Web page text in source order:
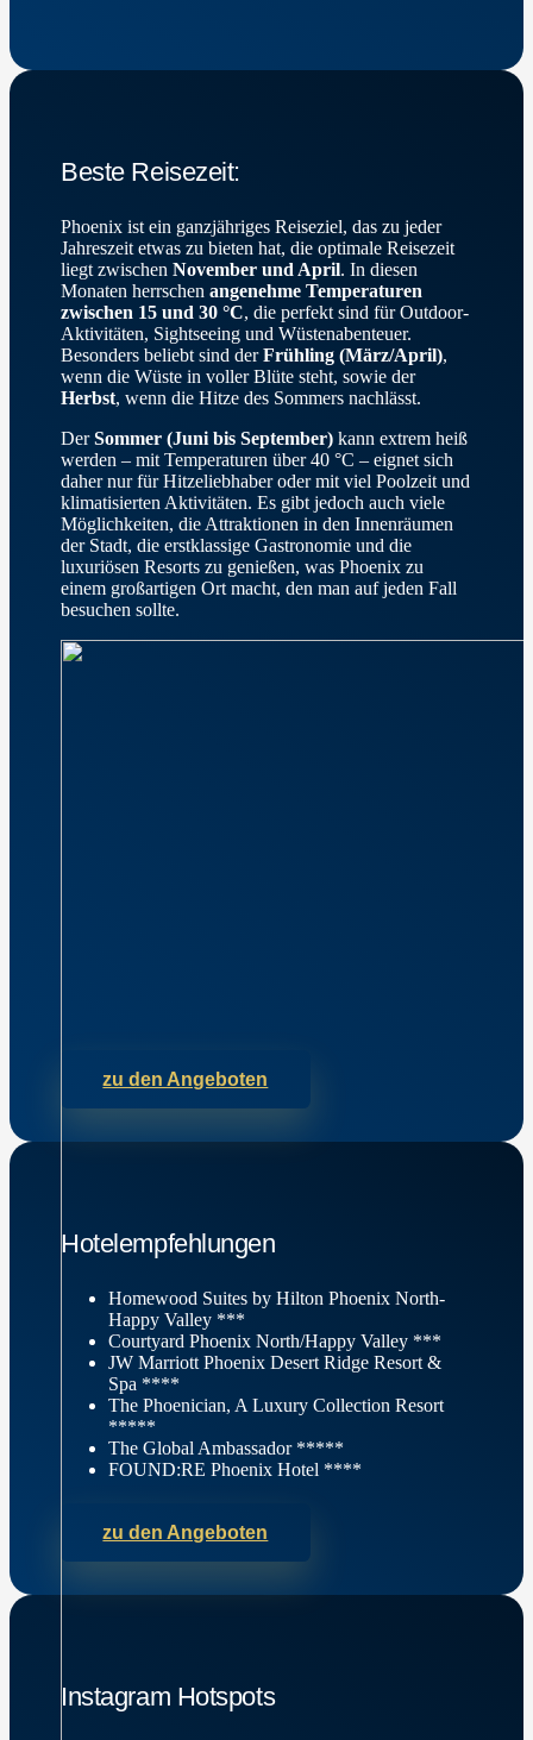
Beste Reisezeit:
Phoenix ist ein ganzjähriges Reiseziel, das zu jeder
Jahreszeit etwas zu bieten hat, die optimale Reisezeit
liegt zwischenNovember und April. In diesen
Monaten herrschenangenehme Temperaturen
zwischen 15 und 30 °C, die perfekt sind für Outdoor-
Aktivitäten, Sightseeing und Wüstenabenteuer.
Besonders beliebt sind derFrühling (März/April),
wenn die Wüste in voller Blüte steht, sowie der
Herbst, wenn die Hitze des Sommers nachlässt.
DerSommer (Juni bis September) kann extrem heiß
werden – mit Temperaturen über 40 °C – eignet sich
daher nur für Hitzeliebhaber oder mit viel Poolzeit und
klimatisierten Aktivitäten. Es gibt jedoch auch viele
Möglichkeiten, die Attraktionen in den Innenräumen
der Stadt, die erstklassige Gastronomie und die
luxuriösen Resorts zu genießen, was Phoenix zu
einem großartigen Ort macht, den man auf jeden Fall
besuchen sollte.
zu den Angeboten
Hotelempfehlungen
Homewood Suites by Hilton Phoenix North-
Happy Valley ***
Courtyard Phoenix North/Happy Valley ***
JW Marriott Phoenix Desert Ridge Resort &
Spa ****
The Phoenician, A Luxury Collection Resort
*****
The Global Ambassador *****
FOUND:RE Phoenix Hotel ****
zu den Angeboten
Instagram Hotspots